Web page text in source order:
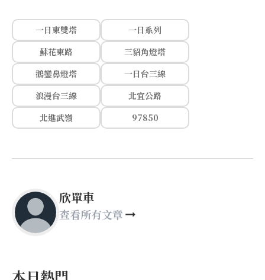
一日東雙塔
一日系列
蘇花東路
三貂角燈塔
鵝鑾鼻燈塔
一日台三線
浪漫台三線
北宜公路
北進武嶺
97850
欣單車
查看所有文章